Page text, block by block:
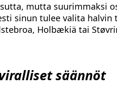
mutta suurimmaksi
sinun tulee valita
Holbækiä tai
säännöt